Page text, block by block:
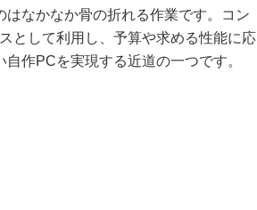
なかなか骨の折れる作業です。コン
として利用し、予算や求める性能に応
作PCを実現する近道の一つです。